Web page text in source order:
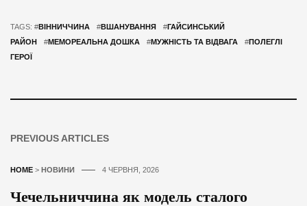
TAGS: #ВІННИЧЧИНА #ВШАНУВАННЯ #ГАЙСИНСЬКИЙ
РАЙОН
#МЕМОРЕАЛЬНА ДОШКА #МУЖНІСТЬ ТА ВІДВАГА #ПОЛЕГЛІ
ГЕРОЇ
PREVIOUS ARTICLES
HOME > НОВИНИ 4 ЧЕРВНЯ, 2026
Чечельниччина як модель сталого